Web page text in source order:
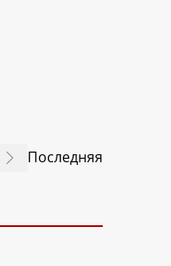
Последняя